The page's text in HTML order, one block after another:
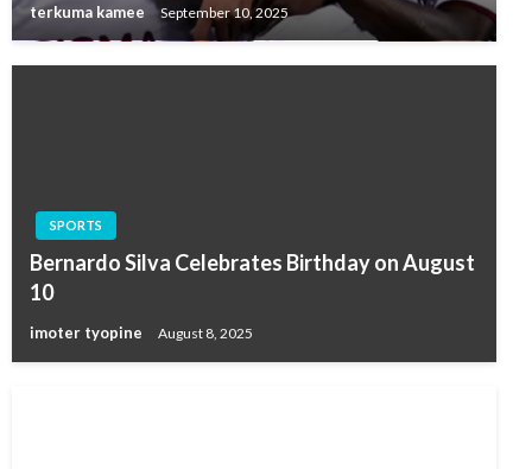
terkuma kamee September 10, 2025
SPORTS
Bernardo Silva Celebrates Birthday on August
10
imoter tyopine August 8, 2025